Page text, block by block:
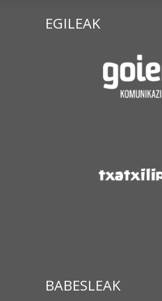
EGILEAK
BABESLEAK